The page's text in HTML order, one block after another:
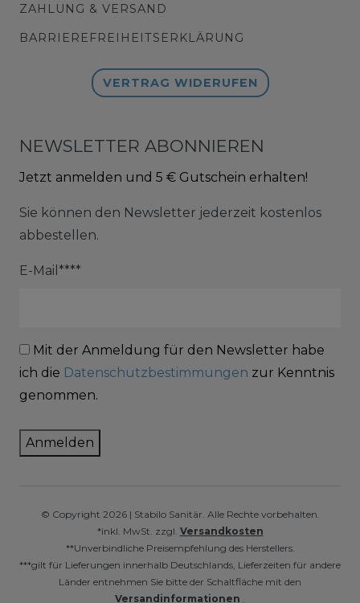
ZAHLUNG & VERSAND
BARRIEREFREIHEITSERKLÄRUNG
VERTRAG WIDERUFEN
NEWSLETTER ABONNIEREN
Jetzt anmelden und 5 € Gutschein erhalten!
Sie können den Newsletter jederzeit kostenlos
abbestellen.
E-Mail****
Mit der Anmeldung für den Newsletter habe
ich die Datenschutzbestimmungen zur Kenntnis
genommen.
Anmelden
© Copyright 2026 | Stabilo Sanitär. Alle Rechte vorbehalten.
*inkl. MwSt. zzgl. Versandkosten
**Unverbindliche Preisempfehlung des Herstellers.
***gilt für Lieferungen innerhalb Deutschlands, Lieferzeiten für andere
Länder entnehmen Sie bitte der Schaltfläche mit den
Versandinformationen